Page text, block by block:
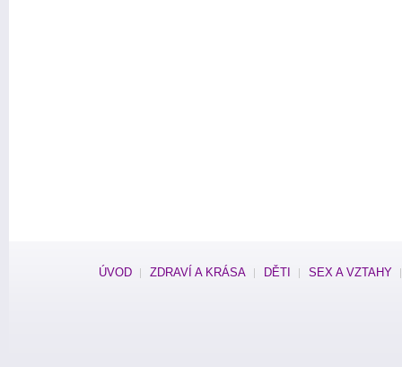
ÚVOD ZDRAVÍ A KRÁSA DĚTI SEX A VZTAHY